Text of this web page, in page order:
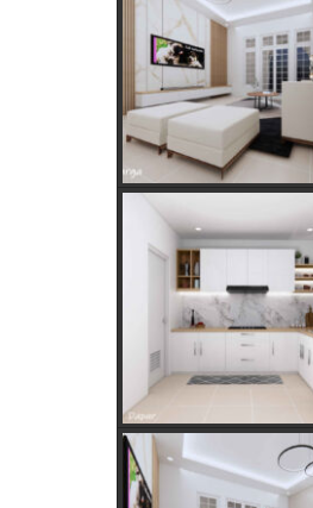
Mimpi Tikus Masuk Rumah: Apa
Fungsi dan Ukuran MCB dalam
Apakah Feng Shui Buruk Jika
Golongan Tarif Listrik PLN dan
Listrik di Rumah
Kebutuhan Listrik anda Besar
PLN 3 Phase!
Kebutuhan Listrik yang Tepat
Kantor, dan Industri